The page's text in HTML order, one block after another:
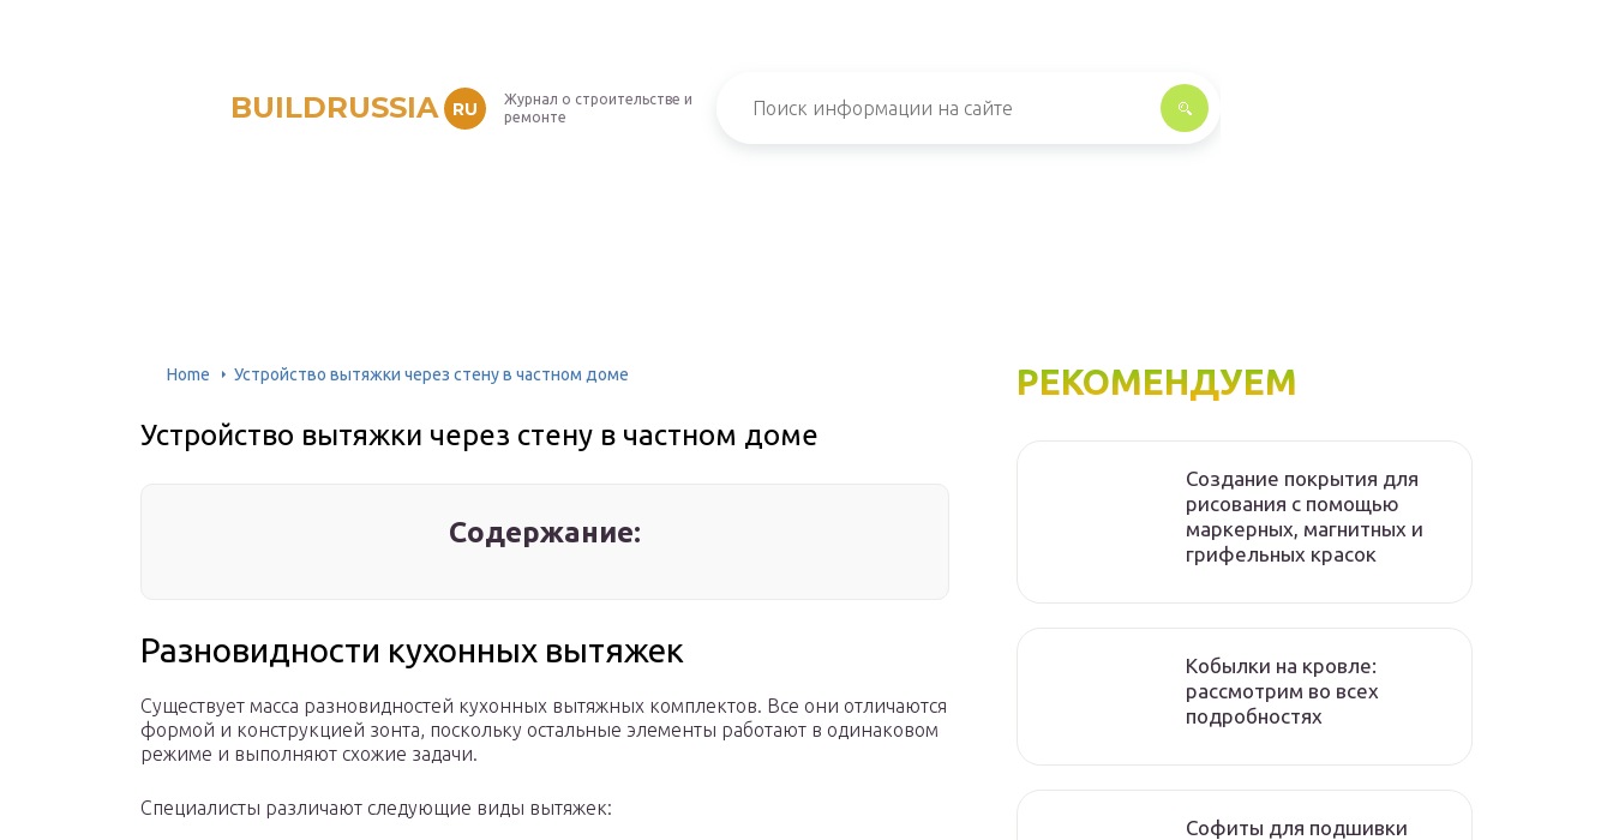
BUILDRUSSIA RU
Журнал о строительстве и
ремонте
Home Устройство вытяжки через стену в частном доме
Устройство вытяжки через стену в частном доме
Содержание:
Разновидности кухонных вытяжек
Существует масса разновидностей кухонных вытяжных комплектов. Все они отличаются
формой и конструкцией зонта, поскольку остальные элементы работают в одинаковом
режиме и выполняют схожие задачи.
Специалисты различают следующие виды вытяжек:
РЕКОМЕНДУЕМ
Создание покрытия для
рисования с помощью
маркерных, магнитных и
грифельных красок
Кобылки на кровле:
рассмотрим во всех
подробностях
Софиты для подшивки